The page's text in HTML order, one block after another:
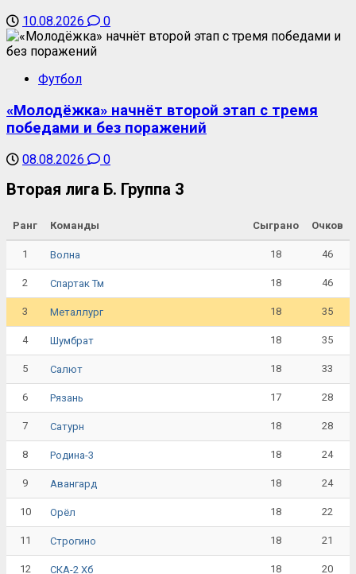
10.08.2026 0
Футбол
«Молодёжка» начнёт второй этап с тремя
победами и без поражений
08.08.2026 0
Вторая лига Б. Группа 3
Ранг Команды Сыграно Очков
1 Волна 18 46
2 Спартак Тм 18 46
3 Металлург 18 35
4 Шумбрат 18 35
5 Салют 18 33
6 Рязань 17 28
7 Сатурн 18 28
8 Родина-3 18 24
9 Авангард 18 24
10 Орёл 18 22
11 Строгино 18 21
12 СКА-2 Хб 18 20